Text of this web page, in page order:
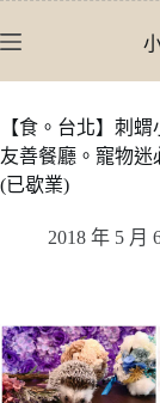
至
內
容
【食。台北】刺
友善餐廳。寵物迷
(已歇業)
2018 年 5 月